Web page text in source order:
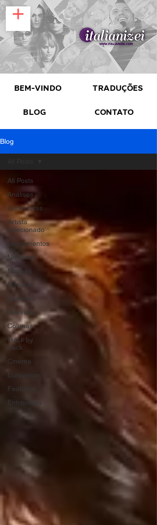
Bem-vindo Traduções
Blog Contato
Blog
All Posts
Análises
Coberturas
Artista
selecionado
Lançamentos
No Brasil
Notícias
Reviews
Sanremo
Televisão
Colunas
Track by
track
Cinema
Eurovision
Featured
Entrevistas